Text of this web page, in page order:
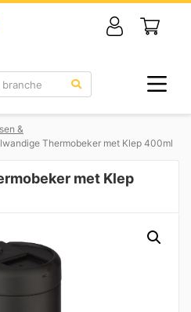
&
Thermobeker met Klep 400ml
met Klep